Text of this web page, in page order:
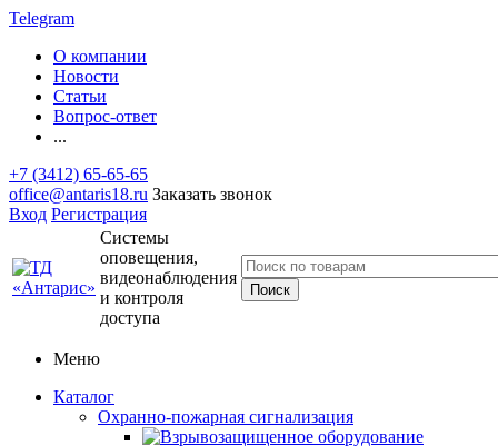
Telegram
О компании
Новости
Статьи
Вопрос-ответ
...
+7 (3412) 65-65-65
office@antaris18.ru Заказать звонок
Вход Регистрация
Системы
оповещения,
видеонаблюдения
и контроля
доступа
Меню
Каталог
Охранно-пожарная сигнализация